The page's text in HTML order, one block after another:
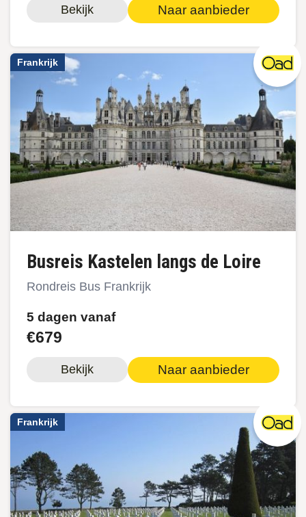
Bekijk Naar aanbieder
Frankrijk
Busreis Kastelen langs de Loire
Rondreis Bus Frankrijk
5 dagen vanaf
€679
Bekijk Naar aanbieder
Frankrijk